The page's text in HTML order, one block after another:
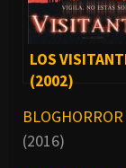
LOS
(2002)
BLOGHORROR
(2016)